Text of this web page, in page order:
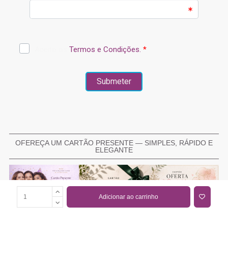
Adicionar ao carrinho
OFEREÇA UM CARTÃO PRESENTE — SIMPLES, RÁPIDO E
ELEGANTE